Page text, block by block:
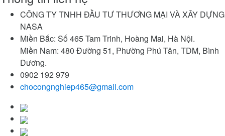
CÔNG TY TNHH ĐẦU TƯ THƯƠNG MẠI VÀ XÂY DỰNG
NASA
Miền Bắc: Số 465 Tam Trinh, Hoàng Mai, Hà Nội.
Miền Nam: 480 Đường 51, Phường Phú Tân, TDM, Bình
Dương.
0902 192 979
chocongnghiep465@gmail.com